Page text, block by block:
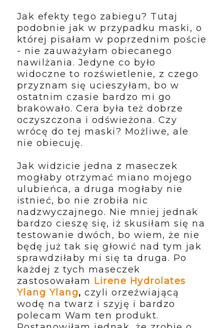
Jak efekty tego zabiegu? Tutaj
podobnie jak w przypadku maski, o
której pisałam w poprzednim poście
- nie zauważyłam obiecanego
nawilżania. Jedyne co było
widoczne to rozświetlenie, z czego
przyznam się ucieszyłam, bo w
ostatnim czasie bardzo mi go
brakowało. Cera była też dobrze
oczyszczona i odświeżona. Czy
wrócę do tej maski? Możliwe, ale
nie obiecuję.
Jak widzicie jedna z maseczek
mogłaby otrzymać miano mojego
ulubieńca, a druga mogłaby nie
istnieć, bo nie zrobiła nic
nadzwyczajnego. Nie mniej jednak
bardzo cieszę się, iż skusiłam się na
testowanie dwóch, bo wiem, że nie
będę już tak się głowić nad tym jak
sprawdziłaby mi się ta druga. Po
każdej z tych maseczek
zastosowałam Lirene Hydrolates
Ylang Ylang, czyli orzeźwiającą
wodę na twarz i szyję i bardzo
polecam Wam ten produkt.